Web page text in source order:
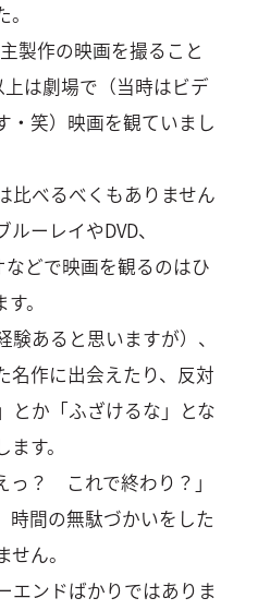
製作の映画を撮ること
は劇場で（当時はビデ
・笑）映画を観ていまし
比べるべくもありません
ーレイやDVD、
どで映画を観るのはひ
。
あると思いますが）、
名作に出会えたり、反対
とか「ふざけるな」とな
す。
っ？ これで終わり？」
時間の無駄づかいをした
ん。
エンドばかりではありま